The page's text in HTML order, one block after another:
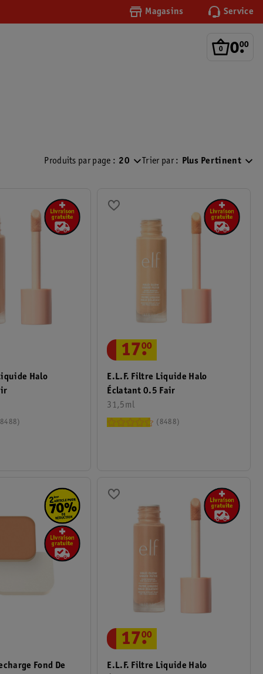
Magasins Service
0.
00
Produits par page : 20 Trier par : Plus Pertinent
Halo
8488
E.l.f. Filtre Liquide Halo
Éclatant 0.5 Fair
31,5ml
17.
00
8488
Fond De
E.l.f. Filtre Liquide Halo
17.
00